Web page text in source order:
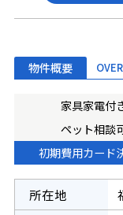
物件概要
家具家電付
ペット相談
初期費用カード
所在地